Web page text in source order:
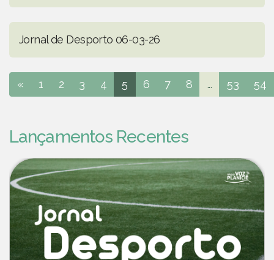
Jornal de Desporto 06-03-26
« 1 2 3 4 5 6 7 8 ... 53 54
Lançamentos Recentes